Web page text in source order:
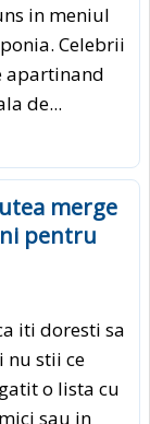
in meniul
Celebrii
apartinand
de...
merge
pentru
iti doresti sa
nu stii ce
o lista cu
sau in